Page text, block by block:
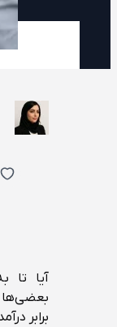
آیا تا
بعضی‌ها
برابر